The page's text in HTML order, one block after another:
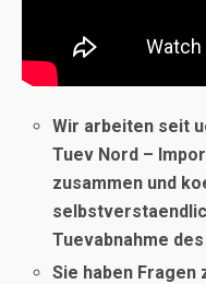
Wir arbeiten seit
Tuev Nord –
zusammen und
Tuevabnahme
Sie haben Fragen